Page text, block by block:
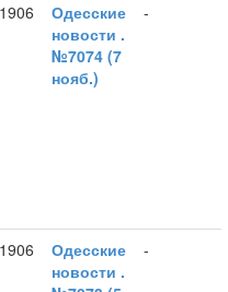
Одесские
новости .
№7074 (7
нояб.)
-
Одесские
новости .
-